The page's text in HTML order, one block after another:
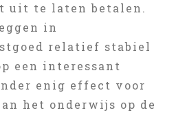
uit te laten betalen.
in
relatief stabiel
een interessant
enig effect voor
het onderwijs op de